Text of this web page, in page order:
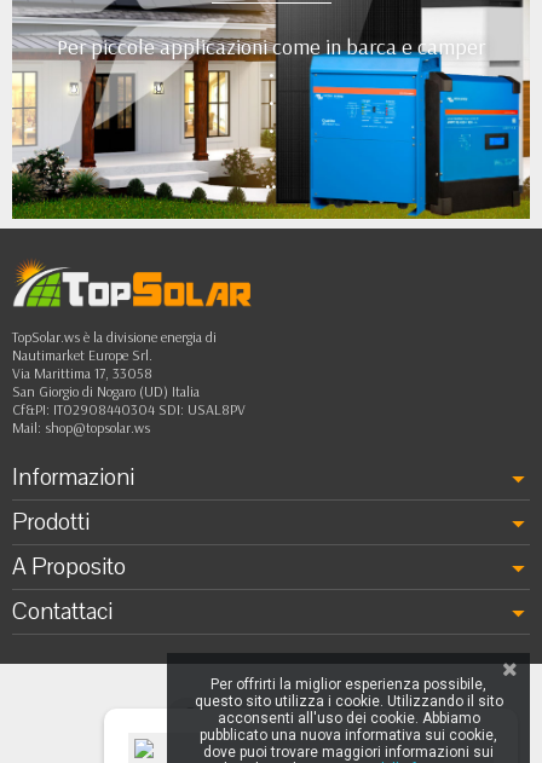
Per piccole applicazioni come in barca e camper
•
•
•
•
••
TopSolar.ws è la divisione energia di
Nautimarket Europe Srl.
Via Marittima 17, 33058
San Giorgio di Nogaro (UD) Italia
Cf&PI: IT02908440304 SDI: USAL8PV
Mail: shop@topsolar.ws
Informazioni
Prodotti
A Proposito
Contattaci
Per offrirti la miglior esperienza possibile,
questo sito utilizza i cookie. Utilizzando il sito
acconsenti all'uso dei cookie. Abbiamo
pubblicato una nuova informativa sui cookie,
dove puoi trovare maggiori informazioni sui